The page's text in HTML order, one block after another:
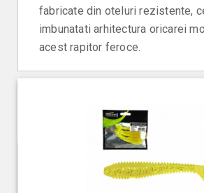
fabricate din oteluri rezistente,
imbunatati arhitectura oricarei
acest rapitor feroce.